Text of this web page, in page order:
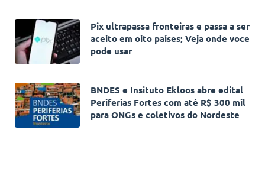
Pix ultrapassa fronteiras e passa a ser
aceito em oito países; Veja onde voce
pode usar
BNDES e Insituto Ekloos abre edital
Periferias Fortes com até R$ 300 mil
para ONGs e coletivos do Nordeste